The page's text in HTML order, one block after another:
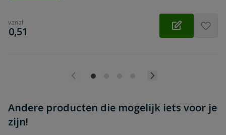
vanaf
€
0,51
Andere producten die mogelijk iets voor je
zijn!